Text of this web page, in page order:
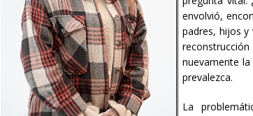
envolvió,
padres, hijos y
nuevamente
prevalezca.
La